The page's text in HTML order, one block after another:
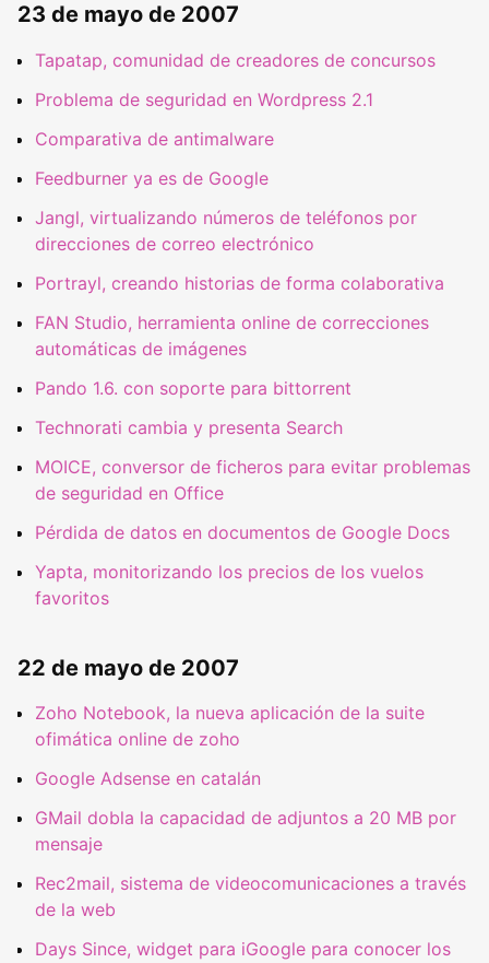
23 de mayo de 2007
Tapatap, comunidad de creadores de concursos
Problema de seguridad en Wordpress 2.1
Comparativa de antimalware
Feedburner ya es de Google
Jangl, virtualizando números de teléfonos por
direcciones de correo electrónico
Portrayl, creando historias de forma colaborativa
FAN Studio, herramienta online de correcciones
automáticas de imágenes
Pando 1.6. con soporte para bittorrent
Technorati cambia y presenta Search
MOICE, conversor de ficheros para evitar problemas
de seguridad en Office
Pérdida de datos en documentos de Google Docs
Yapta, monitorizando los precios de los vuelos
favoritos
22 de mayo de 2007
Zoho Notebook, la nueva aplicación de la suite
ofimática online de zoho
Google Adsense en catalán
GMail dobla la capacidad de adjuntos a 20 MB por
mensaje
Rec2mail, sistema de videocomunicaciones a través
de la web
Days Since, widget para iGoogle para conocer los